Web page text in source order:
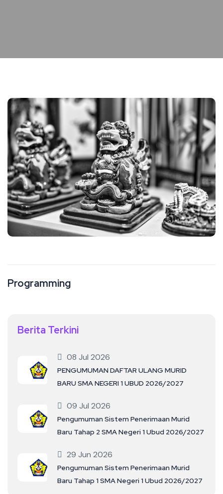
Programming
Berita Terkini
08 Jul 2026
PENGUMUMAN DAFTAR ULANG MURID
BARU SMA NEGERI 1 UBUD 2026/2027
09 Jul 2026
Pengumuman Sistem Penerimaan Murid
Baru Tahap 2 SMA Negeri 1 Ubud 2026/2027
29 Jun 2026
Pengumuman Sistem Penerimaan Murid
Baru Tahap 1 SMA Negeri 1 Ubud 2026/2027